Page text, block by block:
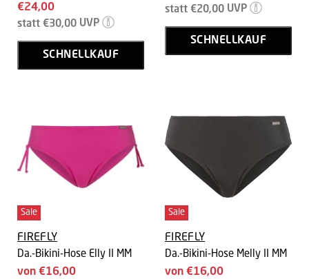
Aktueller
Preis
€24,00
Ursprünglicher
statt €30,00 UVP
SCHNELLKAUF
Preis
Ursprünglicher
statt €20,00 UVP
SCHNELLKAUF
Sale
FIREFLY
Da.-Bikini-Hose Elly II MM
von €16,00
Sale
FIREFLY
Da.-Bikini-Hose Melly II MM
von €16,00